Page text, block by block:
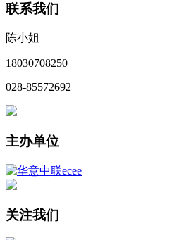
联系我们
陈小姐
18030708250
028-85572692
主办单位
关注我们